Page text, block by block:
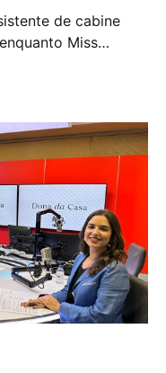
de cabine
Miss
trans a ganhar o
entre as 20